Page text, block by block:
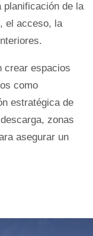
de la
el acceso, la
crear espacios
como
estratégica de
zonas
asegurar un